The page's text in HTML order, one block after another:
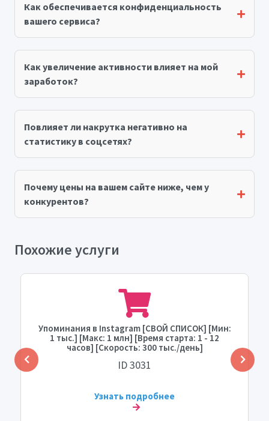
Как обеспечивается конфиденциальность
вашего сервиса?
Как увеличение активности влияет на мой
заработок?
Повлияет ли накрутка негативно на
статистику в соцсетях?
Почему цены на вашем сайте ниже, чем у
конкурентов?
Похожие услуги
Упоминания в Instagram [СВОЙ СПИСОК] [Мин:
1 тыс.] [Макс: 1 млн] [Время старта: 1 - 12
часов] [Скорость: 300 тыс./день]
ID 3031
Узнать подробнее